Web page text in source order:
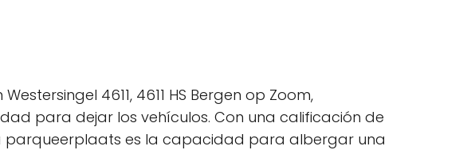
4611, 4611 HS Bergen op Zoom,
para dejar los vehículos. Con una calificación de
parqueerplaats es la capacidad para albergar una